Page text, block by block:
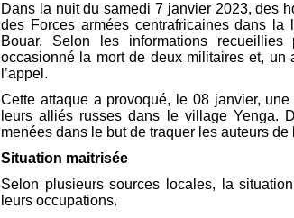
Dans la nuit du samedi 7 janvier 2023, des
des Forces armées centrafricaines dans
Bouar. Selon les informations
occasionné la mort de deux militaires et, un
l’appel.
Cette attaque a provoqué, le 08 janvier,
leurs alliés russes dans le village Yenga.
menées dans le but de traquer les auteurs de
Situation maitrisée
Selon plusieurs sources locales, la
leurs occupations.